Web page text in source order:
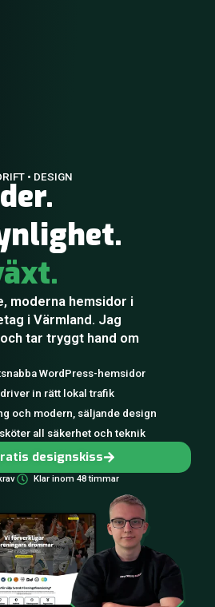
• DESIGN
moderna hemsidor i
i Värmland. Jag
tar tryggt hand om
WordPress-hemsidor
in rätt lokal trafik
och modern, säljande design
all säkerhet och teknik
designskiss
Klar inom 48 timmar